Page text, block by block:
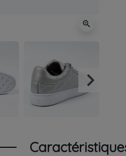
zoom_in
Suivant
keyboard_arrow_right